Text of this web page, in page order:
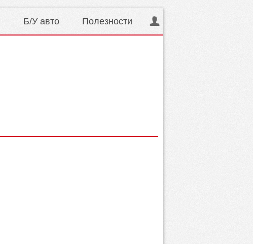
Б/У авто Полезности